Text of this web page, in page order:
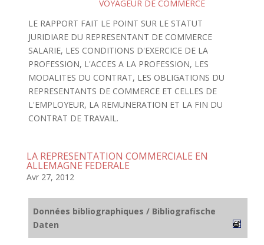
VOYAGEUR DE COMMERCE
LE RAPPORT FAIT LE POINT SUR LE STATUT
JURIDIARE DU REPRESENTANT DE COMMERCE
SALARIE, LES CONDITIONS D'EXERCICE DE LA
PROFESSION, L'ACCES A LA PROFESSION, LES
MODALITES DU CONTRAT, LES OBLIGATIONS DU
REPRESENTANTS DE COMMERCE ET CELLES DE
L'EMPLOYEUR, LA REMUNERATION ET LA FIN DU
CONTRAT DE TRAVAIL.
LA REPRESENTATION COMMERCIALE EN
ALLEMAGNE FEDERALE
Avr 27, 2012
Données bibliographiques / Bibliografische
Daten